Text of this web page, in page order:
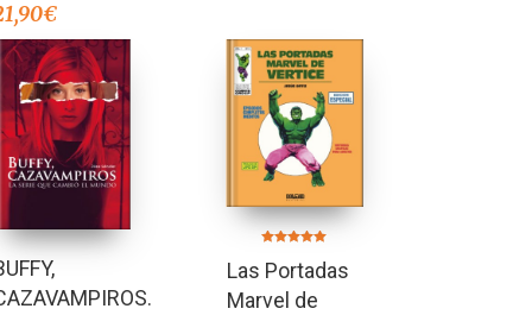
€
5.00
de 5
Las Portadas
Marvel de